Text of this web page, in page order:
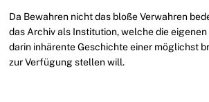
Da Bewahren nicht das bloße Verwahren
das Archiv als Institution, welche die eigenen
darin inhärente Geschichte einer möglichst
zur Verfügung stellen will.